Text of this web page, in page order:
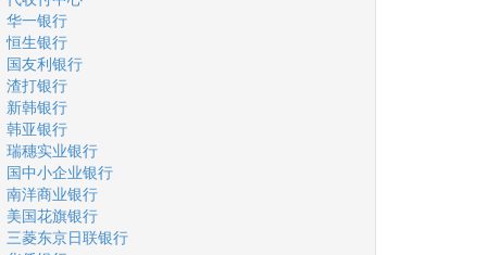
华一银行
恒生银行
国友利银行
渣打银行
新韩银行
韩亚银行
瑞穗实业银行
国中小企业银行
南洋商业银行
美国花旗银行
三菱东京日联银行